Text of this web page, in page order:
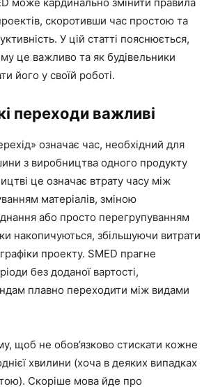
скоротивши час простою та
У цій статті пояснюється,
це важливо та як будівельники
його у своїй роботі.
переходи важливі
означає час, необхідний для
з виробництва одного продукту
це означає втрату часу між
матеріалів, зміною
або просто перегрупуванням
накопичуються, збільшуючи витрати
проекту. SMED прагне
без доданої вартості,
плавно переходити між видами
щоб не обов’язково стискати кожне
хвилини (хоча в деяких випадках
Скоріше мова йде про